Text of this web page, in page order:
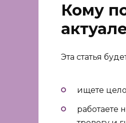
Кому
Эта статья
ищете
работаете